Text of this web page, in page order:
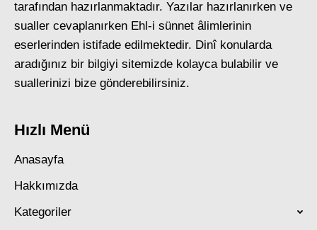
tarafından hazırlanmaktadır. Yazılar hazırlanırken ve
sualler cevaplanırken Ehl-i sünnet âlimlerinin
eserlerinden istifade edilmektedir. Dinî konularda
aradığınız bir bilgiyi sitemizde kolayca bulabilir ve
suallerinizi bize gönderebilirsiniz.
Hızlı Menü
Anasayfa
Hakkımızda
Kategoriler